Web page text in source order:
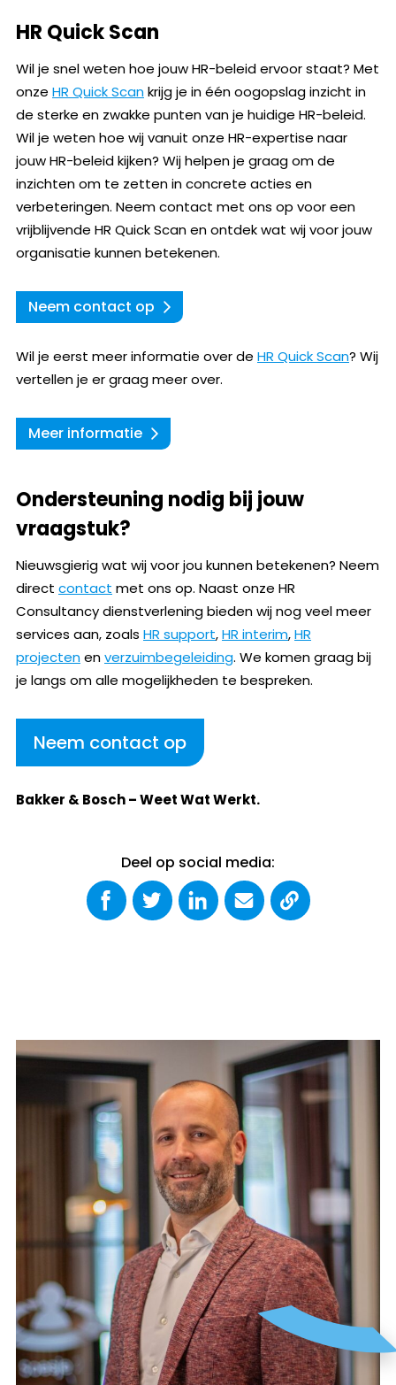
HR Quick Scan
Wil je snel weten hoe jouw HR-beleid ervoor staat? Met
onze HR Quick Scankrijg je in één oogopslag inzicht in
de sterke en zwakke punten van je huidige HR-beleid.
Wil je weten hoe wij vanuit onze HR-expertise naar
jouw HR-beleid kijken? Wij helpen je graag om de
inzichten om te zetten in concrete acties en
verbeteringen. Neem contact met ons op voor een
vrijblijvende HR Quick Scan en ontdek wat wij voor jouw
organisatie kunnen betekenen.
Neem contact op
Wil je eerst meer informatie over de HR Quick Scan? Wij
vertellen je er graag meer over.
Meer informatie
Ondersteuning nodig bij jouw
vraagstuk?
Nieuwsgierig wat wij voor jou kunnen betekenen? Neem
direct contact met ons op. Naast onze HR
Consultancy dienstverlening bieden wij nog veel meer
services aan, zoals HR support,HR interim,HR
projectenenverzuimbegeleiding. We komen graag bij
je langs om alle mogelijkheden te bespreken.
Neem contact op
Bakker & Bosch – Weet Wat Werkt.
Deel op social media: